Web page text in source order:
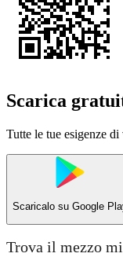
Scarica
Tutte le tue esigenze
Scaricalo su Google
Trova il mezzo